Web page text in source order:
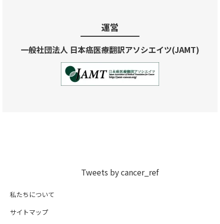
運営
一般社団法人 日本癌医療翻訳アソシエイツ(JAMT)
Tweets by cancer_ref
私たちについて
サイトマップ